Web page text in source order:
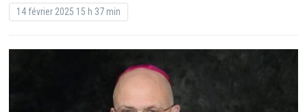
14 février 2025 15 h 37 min